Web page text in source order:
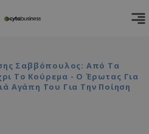
Σαββόπουλος: Από Τα
Το Κούρεμα - Ο Έρωτας Για
Αγάπη Του Για Την Ποίηση